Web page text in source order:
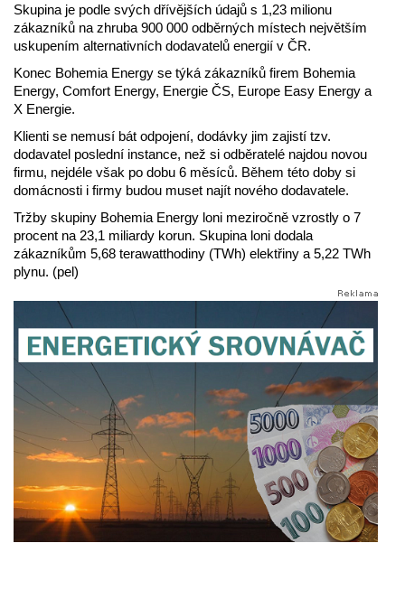
Skupina je podle svých dřívějších údajů s 1,23 milionu
zákazníků na zhruba 900 000 odběrných místech největším
uskupením alternativních dodavatelů energií v ČR.
Konec Bohemia Energy se týká zákazníků firem Bohemia
Energy, Comfort Energy, Energie ČS, Europe Easy Energy a
X Energie.
Klienti se nemusí bát odpojení, dodávky jim zajistí tzv.
dodavatel poslední instance, než si odběratelé najdou novou
firmu, nejdéle však po dobu 6 měsíců. Během této doby si
domácnosti i firmy budou muset najít nového dodavatele.
Tržby skupiny Bohemia Energy loni meziročně vzrostly o 7
procent na 23,1 miliardy korun. Skupina loni dodala
zákazníkům 5,68 terawatthodiny (TWh) elektřiny a 5,22 TWh
plynu. (pel)